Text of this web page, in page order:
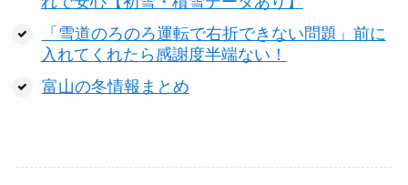
「雪道のろのろ運転で右折できない問題」前に
入れてくれたら感謝度半端ない！
富山の冬情報まとめ